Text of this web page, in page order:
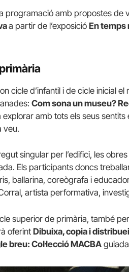
programació amb propostes de
a partir de l’exposició En temps
cicle d’infantil i de cicle inicial
Com sona un museu?
amb tots els seus
veu.
singular per l’edifici, les
Els participants doncs
ballarina, coreògrafa i
artista performativa,
superior de primària, també
oferint Dibuixa, copia i
breu: Col·lecció MACBA